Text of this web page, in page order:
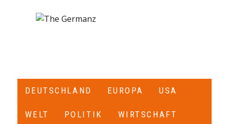
DEUTSCHLAND EUROPA USA
WELT POLITIK WIRTSCHAFT